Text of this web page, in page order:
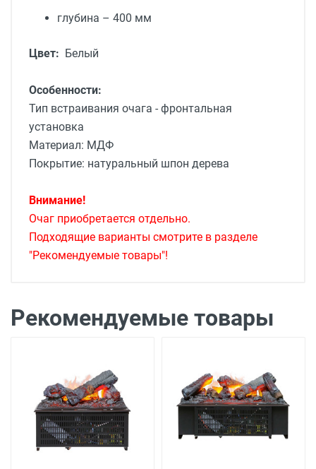
глубина – 400 мм
Цвет: Белый
Особенности:
Тип встраивания очага - фронтальная
установка
Материал: МДФ
Покрытие: натуральный шпон дерева
Внимание!
Очаг приобретается отдельно.
Подходящие варианты смотрите в разделе
"Рекомендуемые товары"!
подъезда подробней
Доставка г. Калуга 800 рублей - до
Мстихино, Воскресенское) - до подъезда
Доставка по Калуге на сумму более 60 000
руб. -Бесплатно
Доставка г. Обнинск 1450 рублей (до
Рекомендуемые товары